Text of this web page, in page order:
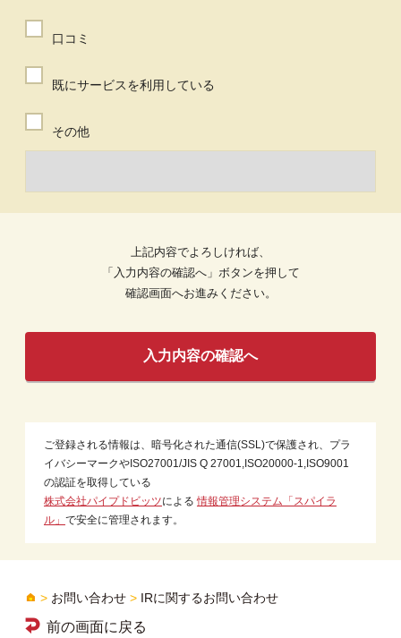
口コミ
既にサービスを利用している
その他
上記内容でよろしければ、
「入力内容の確認へ」ボタンを押して
確認画面へお進みください。
ご登録される情報は、暗号化された通信(SSL)で保護され、プラ
イバシーマークやISO27001/JIS Q 27001,ISO20000-1,ISO9001
の認証を取得している
株式会社パイプドビッツによる情報管理システム「スパイラ
ル」 で安全に管理されます。
> お問い合わせ > IRに関するお問い合わせ
前の画面に戻る